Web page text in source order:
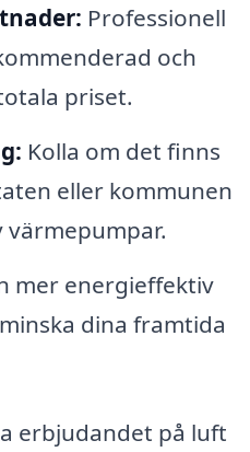
Professionell
och
priset.
Kolla om det finns
eller kommunen
mer energieffektiv
dina framtida
erbjudandet på luft